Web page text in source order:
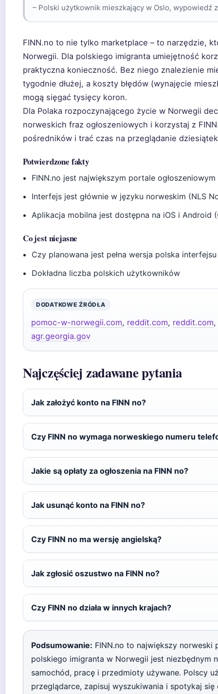
– Polski użytkownik mieszkający w Oslo, wypowiedź
FINN.no to nie tylko marketplace – to narzędzie,
Norwegii. Dla polskiego imigranta umiejętność
praktyczna konieczność. Bez niego znalezienie
tygodnie dłużej, a koszty błędów (wynajęcie
mogą sięgać tysięcy koron.
Dla Polaka rozpoczynającego życie w Norwegii
norweskich fraz ogłoszeniowych i korzystaj z
pośredników i trać czas na przeglądanie
Potwierdzone fakty
FINN.no jest największym portale
Interfejs jest głównie w języku norweskim (NLS
Aplikacja mobilna jest dostępna na iOS i Android
Co jest niejasne
Czy planowana jest pełna wersja polska interfejsu
Dokładna liczba polskich użytkowników
DODATKOWE ŹRÓDŁA
pomoc-w-norwegii.com, reddit.com, reddit.com,
agr.georgia.gov
Najczęściej zadawane pytania
Jak założyć konto na FINN no?
Czy FINN no wymaga norweskiego numeru
Jakie są opłaty za ogłoszenia na FINN no?
Jak usunąć konto na FINN no?
Czy FINN no ma wersję angielską?
Jak zgłosić oszustwo na FINN no?
Czy FINN no działa w innych krajach?
Podsumowanie: FINN.no to największy norweski
polskiego imigranta w Norwegii jest niezbędnym
samochód, pracę i przedmioty używane. Polscy
przeglądarce, zapisuj wyszukiwania i spotykaj